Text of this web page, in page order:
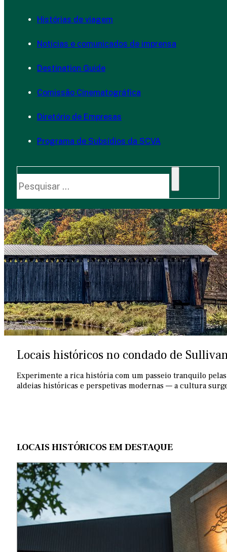
Histórias de viagem
Notícias e comunicados de imprensa
Destination Guide
Comissão Cinematográfica
Diretório de Empresas
Programa de Subsídios da SCVA
Locais históricos no condado de
Experimente a rica história com um passeio tranquilo
aldeias históricas e perspetivas modernas — a cultura
LOCAIS HISTÓRICOS EM DESTAQUE